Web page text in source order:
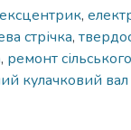
ексцентрик,
стрічка,
, ремонт
кулачковий вал